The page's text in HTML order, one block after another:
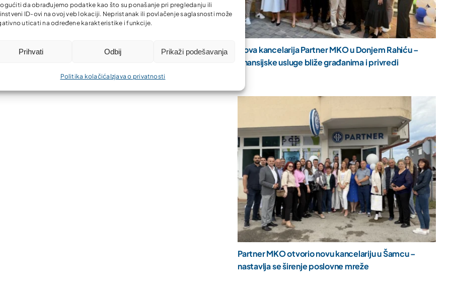
da obrađujemo podatke kao što su ponašanje pri pregledanju ili
ID-ovi na ovoj veb lokaciji. Nepristanak ili povlačenje saglasnosti može
uticati na određene karakteristike i funkcije.
Prihvati Odbij Prikaži podešavanja
Politika kolačića Izjava o privatnosti
Nova kancelarija Partner MKO u Donjem Rahiću –
finansijske usluge bliže građanima i privredi
Partner MKO otvorio novu kancelariju u Šamcu –
nastavlja se širenje poslovne mreže